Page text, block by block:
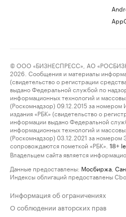
© ООО «БИЗНЕСПРЕСС», АО
2026. Сообщения и материалы
(свидетельство о регистрации
выдано Федеральной службой по
информационных технологий и
(Роскомнадзор) 09.12.2015 за
издания «РБК» (свидетельство о
информации выдано Федеральной
информационных технологий и
(Роскомнадзор) 03.12.2021 за
сопровождаются пометкой «РБК».
18+
Владельцем сайта является
Данные предоставлены: Мосбиржа
Индексы облигаций предоставлены
Информация об ограничениях
О соблюдении авторских прав